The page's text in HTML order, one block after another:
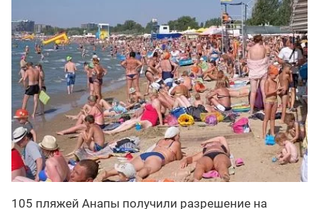
105 пляжей Анапы получили разрешение на